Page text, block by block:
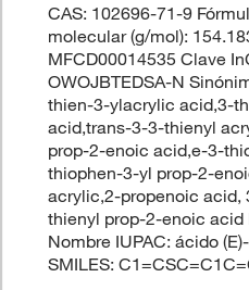
CAS: 102696-71-9
molecular (g/mol):
MFCD00014535 Clave
OWOJBTEDSA-N
thien-3-ylacrylic acid,3-
acid,trans-3-3-thienyl
prop-2-enoic acid,e-3-
thiophen-3-yl prop-2-
acrylic,2-propenoic
thienyl prop-2-enoic acid
Nombre IUPAC: ácido
SMILES: